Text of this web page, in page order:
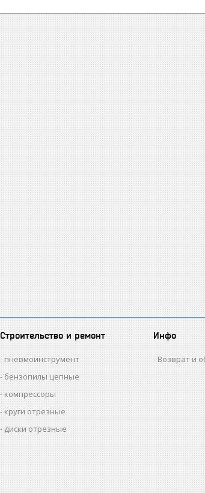
Строительство и ремонт
пневмоинструмент
бензопилы цепные
компрессоры
круги отрезные
диски отрезные
Инфо
Возврат и